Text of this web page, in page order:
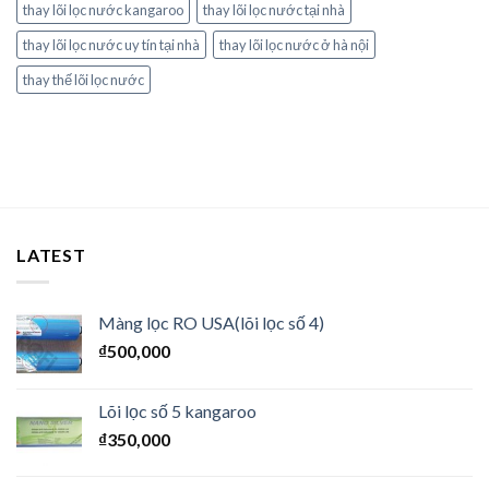
thay lõi lọc nước kangaroo
thay lõi lọc nước tại nhà
thay lõi lọc nước uy tín tại nhà
thay lõi lọc nước ở hà nội
thay thế lõi lọc nước
LATEST
Màng lọc RO USA(lõi lọc số 4)
₫500,000
Lõi lọc số 5 kangaroo
₫350,000